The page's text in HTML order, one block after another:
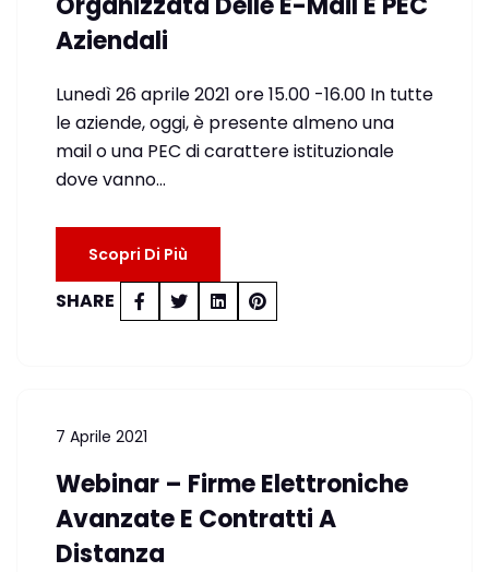
Aziendali
Lunedì 26 aprile 2021 ore 15.00 -16.00 In tutte
le aziende, oggi, è presente almeno una
mail o una PEC di carattere istituzionale
dove vanno…
Scopri Di Più
SHARE
7 Aprile 2021
Webinar – Firme Elettroniche
Avanzate E Contratti A
Distanza